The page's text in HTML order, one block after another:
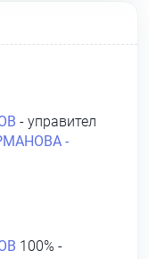
- управител
-
100% -